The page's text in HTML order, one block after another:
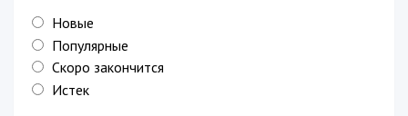
Новые
Популярные
Скоро закончится
Истек